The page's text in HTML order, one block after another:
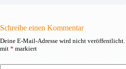
Schreibe einen Kommentar
Deine E-Mail-Adresse wird nicht veröffentlicht.
mit*markiert